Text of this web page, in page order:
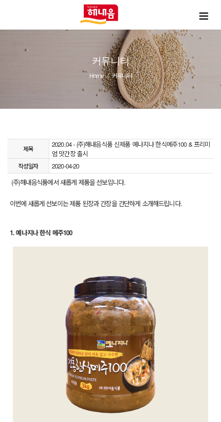
커뮤니티
Home 커뮤니티
제목
2020.04 - (주)해내음식품 신제품 예나지나 한식메주100 & 프리미
엄 맛간장 출시
작성일자
2020-04-20
(주)해내음식품에서 새롭게 제품을 선보입니다.
이번에 새롭게 선보이는 제품 된장과 간장을 간단하게 소개해드립니다.
1. 예나지나 한식 메주100